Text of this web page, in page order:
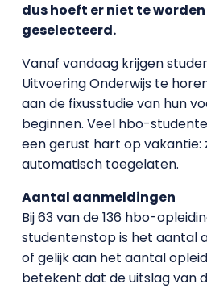
dus hoeft er niet te
geselecteerd.
Vanaf vandaag krijgen
Uitvoering Onderwijs te
aan de fixusstudie van hun
beginnen. Veel hbo-
een gerust hart op vakantie:
automatisch toegelaten.
Aantal aanmeldingen
Bij 63 van de 136 hbo-
studentenstop is het aantal
of gelijk aan het aantal
betekent dat de uitslag van